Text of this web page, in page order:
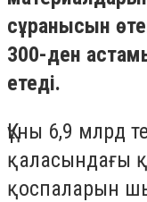
сұранысын
300-ден
етеді.
Құны 6,9 млрд
қаласындағы
қоспаларын